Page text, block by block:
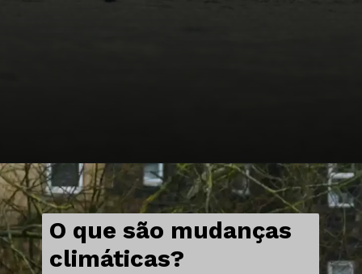
O que são mudanças
climáticas?